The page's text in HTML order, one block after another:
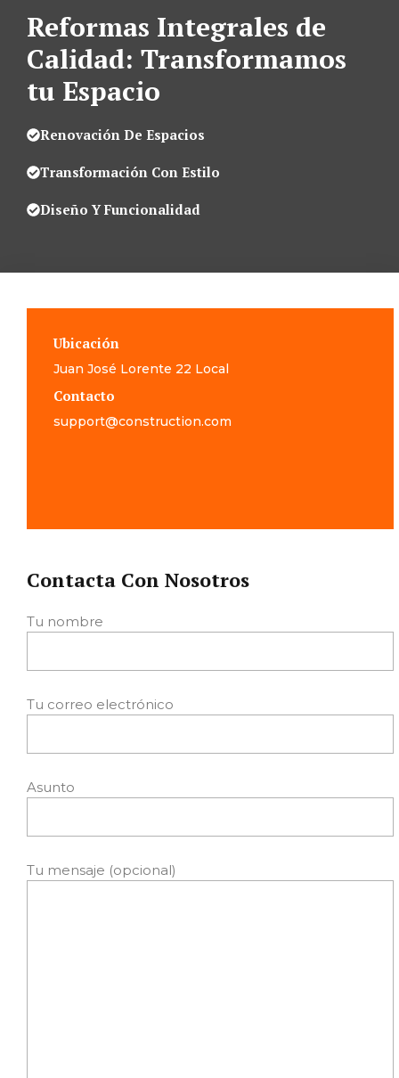
Reformas Integrales de
Calidad: Transformamos
tu Espacio
Renovación De Espacios
Transformación Con Estilo
Diseño Y Funcionalidad
Ubicación
Juan José Lorente 22 Local
Contacto
support@construction.com
Contacta Con Nosotros
Tu nombre
Tu correo electrónico
Asunto
Tu mensaje (opcional)